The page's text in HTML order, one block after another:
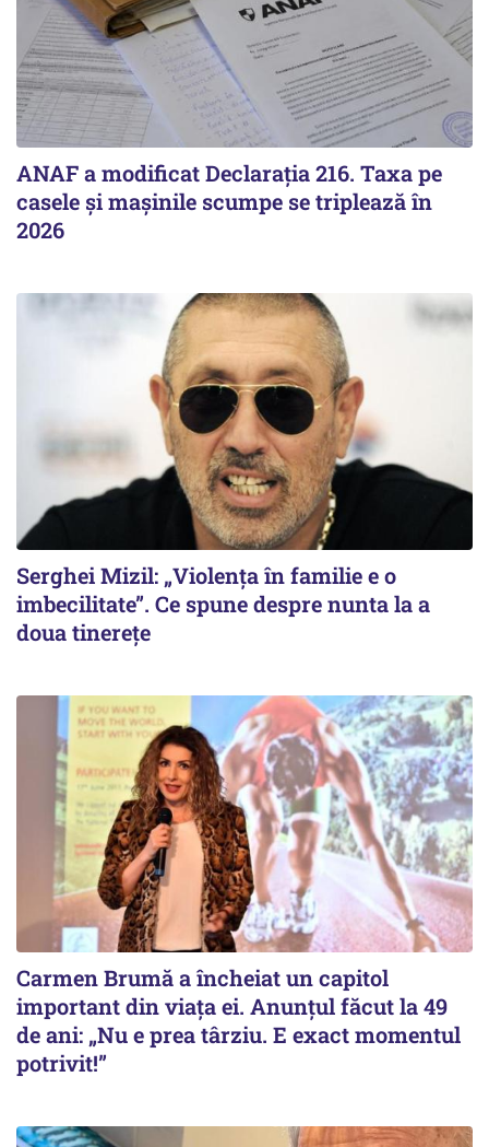
ANAF a modificat Declarația 216. Taxa pe
casele și mașinile scumpe se triplează în
2026
Serghei Mizil: „Violența în familie e o
imbecilitate”. Ce spune despre nunta la a
doua tinerețe
Carmen Brumă a încheiat un capitol
important din viața ei. Anunțul făcut la 49
de ani: „Nu e prea târziu. E exact momentul
potrivit!”